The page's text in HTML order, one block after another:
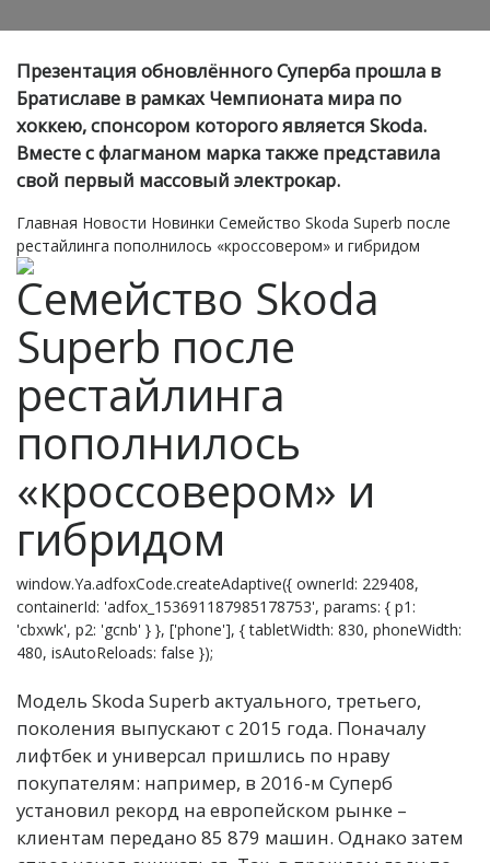
Презентация обновлённого Суперба прошла в
Братиславе в рамках Чемпионата мира по
хоккею, спонсором которого является Skoda.
Вместе с флагманом марка также представила
свой первый массовый электрокар.
Главная Новости Новинки Семейство Skoda Superb после
рестайлинга пополнилось «кроссовером» и гибридом
Семейство Skoda
Superb после
рестайлинга
пополнилось
«кроссовером» и
гибридом
window.Ya.adfoxCode.createAdaptive({ ownerId: 229408,
containerId: 'adfox_153691187985178753', params: { p1:
'cbxwk', p2: 'gcnb' } }, ['phone'], { tabletWidth: 830, phoneWidth:
480, isAutoReloads: false });
Модель Skoda Superb актуального, третьего,
поколения выпускают с 2015 года. Поначалу
лифтбек и универсал пришлись по нраву
покупателям: например, в 2016-м Суперб
установил рекорд на европейском рынке –
клиентам передано 85 879 машин. Однако затем